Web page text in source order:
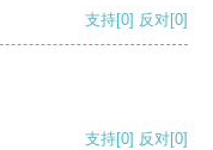
支持[0] 反对[0]
支持[0] 反对[0]